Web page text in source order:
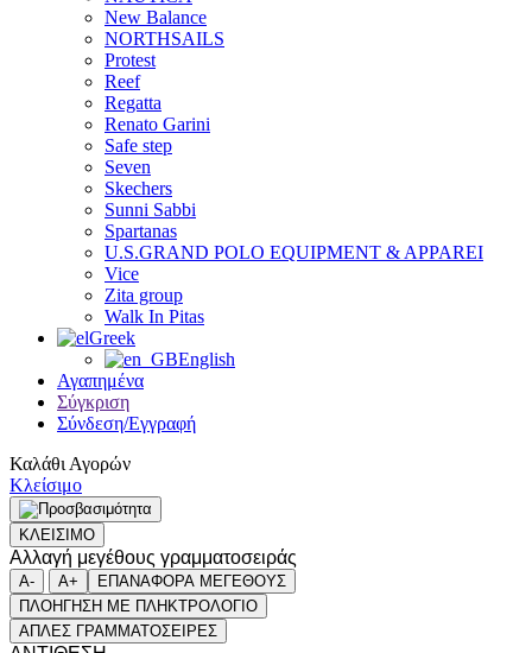
New Balance
NORTHSAILS
Protest
Reef
Regatta
Renato Garini
Safe step
Seven
Skechers
Sunni Sabbi
Spartanas
U.S.GRAND POLO EQUIPMENT & APPAREI
Vice
Zita group
Walk In Pitas
Greek
English
Αγαπημένα
Σύγκριση
Σύνδεση/Εγγραφή
Καλάθι Αγορών
Κλείσιμο
ΚΛΕΙΣΙΜΟ
Αλλαγή μεγέθους γραμματοσειράς
A- A+
ΕΠΑΝΑΦΟΡΑ ΜΕΓΕΘΟΥΣ
ΠΛΟΗΓΗΣΗ ΜΕ ΠΛΗΚΤΡΟΛΟΓΙΟ
ΑΠΛΕΣ ΓΡΑΜΜΑΤΟΣΕΙΡΕΣ